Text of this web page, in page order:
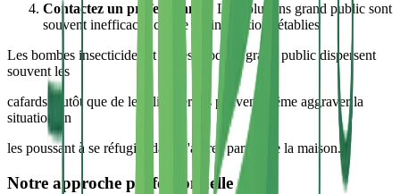
Contactez un professionnel
: Les solutions grand public sont
souvent inefficaces contre les infestations établies
Les bombes insecticides et autres produits grand public dispersent
souvent les
cafards plutôt que de les éliminer. Ils peuvent même aggraver la
situation en
les poussant à se réfugier dans d'autres parties de la maison.
Notre approche professionnelle